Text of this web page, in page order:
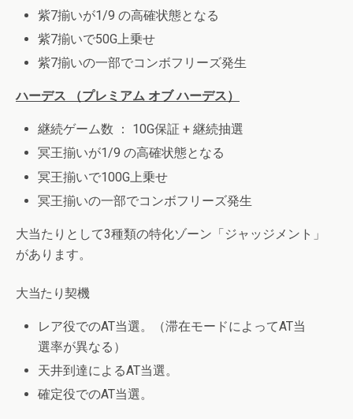
紫7揃いが1/9 の高確状態となる
紫7揃いで50G上乗せ
紫7揃いの一部でコンボフリーズ発生
ハーデス （プレミアム オブ ハーデス）
継続ゲーム数 ： 10G保証 + 継続抽選
冥王揃いが1/9 の高確状態となる
冥王揃いで100G上乗せ
冥王揃いの一部でコンボフリーズ発生
大当たりとして3種類の特化ゾーン「ジャッジメント」
があります。
大当たり契機
レア役でのAT当選。（滞在モードによってAT当
選率が異なる）
天井到達によるAT当選。
確定役でのAT当選。